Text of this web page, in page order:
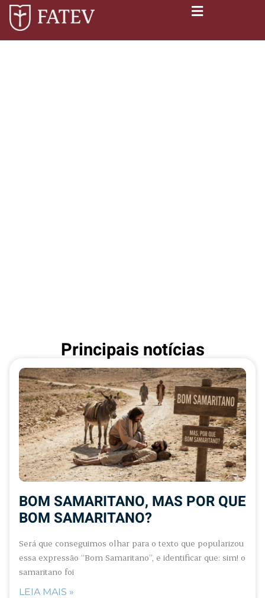
Principais notícias
BOM SAMARITANO, MAS POR QUE
BOM SAMARITANO?
Será que conseguimos olhar para o texto que popularizou
essa expressão “Bom Samaritano”, e identificar que: sim! o
samaritano foi
LEIA MAIS »